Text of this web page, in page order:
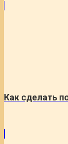
Как сделать